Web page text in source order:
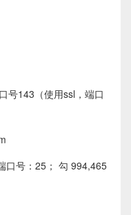
号143（使用ssl，端口
口号：25； 勾 994,465